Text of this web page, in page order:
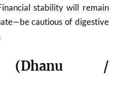
stability will remain
cautious of digestive
(Dhanu /